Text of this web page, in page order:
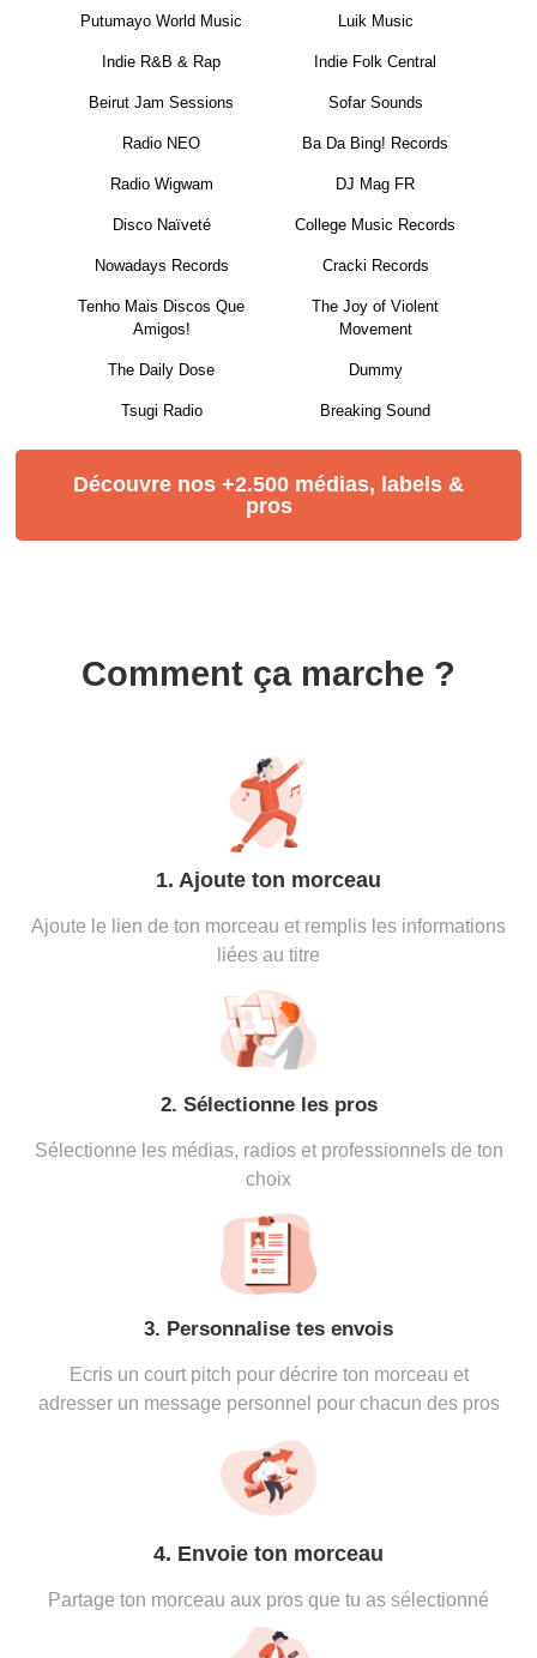
Putumayo World Music Luik Music
Indie R&B & Rap Indie Folk Central
Beirut Jam Sessions Sofar Sounds
Radio NEO Ba Da Bing! Records
Radio Wigwam DJ Mag FR
Disco Naïveté College Music Records
Nowadays Records Cracki Records
Tenho Mais Discos Que
Amigos!
The Joy of Violent
Movement
The Daily Dose Dummy
Tsugi Radio Breaking Sound
Découvre nos +2.500 médias, labels &
pros
Comment ça marche ?
1. Ajoute ton morceau
Ajoute le lien de ton morceau et remplis les informations
liées au titre
2. Sélectionne les pros
Sélectionne les médias, radios et professionnels de ton
choix
3. Personnalise tes envois
Ecris un court pitch pour décrire ton morceau et
adresser un message personnel pour chacun des pros
4. Envoie ton morceau
Partage ton morceau aux pros que tu as sélectionné